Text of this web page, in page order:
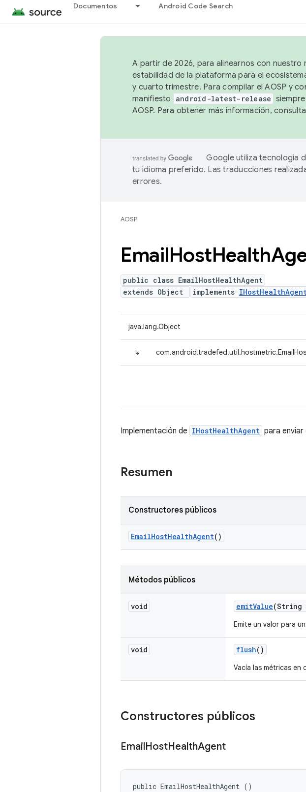
Documentos Android Code Search
A partir de 2026, para alinearnos con nuestro
estabilidad de la plataforma para el
y cuarto trimestre. Para compilar el AOSP y
manifiesto
android-latest-release
AOSP. Para obtener más información,
Google utiliza tecnología
tu idioma preferido. Las traducciones
errores.
AOSP
EmailHostHealth
public class EmailHostHealthAgent
extends Object
implements
java.lang.Object
↳
Implementación de IHostHealthAgent para
Resumen
Constructores públicos
EmailHostHealthAgent()
Métodos públicos
void emitValue(String
Emite un valor para
void flush()
Vacía las métricas en
Constructores públicos
EmailHostHealthAgent
public EmailHostHealthAgent ()